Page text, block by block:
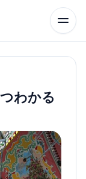
わかる